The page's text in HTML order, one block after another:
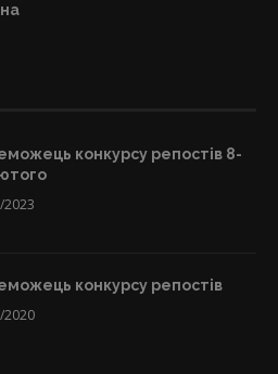
конкурсу репостів 8-
2023
конкурсу репостів
2020